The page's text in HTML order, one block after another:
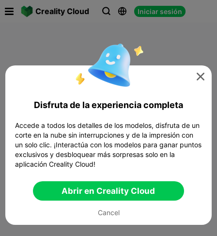
Creality Cloud   Iniciar sesión

Disfruta de la experiencia completa
Accede a todos los detalles de los modelos, disfruta de un
corte en la nube sin interrupciones y de la impresión con
un solo clic. ¡Interactúa con los modelos para ganar puntos
exclusivos y desbloquear más sorpresas solo en la
aplicación Creality Cloud!
Abrir en Creality Cloud
Cancel